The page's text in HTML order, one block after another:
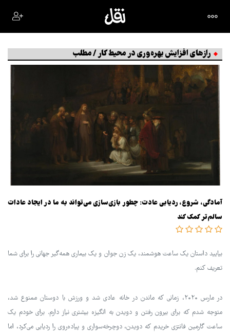
رازهای افزایش بهره‌وری در محیط کار / مطلب
آمادگی، شروع، ردیابی عادت: چطور بازی‌سازی می‌تواند به ما در ایجاد عادات
سالم‌تر کمک کند
بیایید داستان یک ساعت هوشمند، یک زن جوان و یک بیماری همه‌گیر جهانی را برای شما
تعریف کنم.
در مارس ۲۰۲۰، زمانی که ماندن در خانه عادی شد و ورزش با دوستان ممنوع شد،
متوجه شدم که برای بیرون رفتن و دویدن به انگیزه بیشتری نیاز دارم. برای خودم یک
ساعت گارمین فانتزی خریدم که دویدن، دوچرخه‌سواری و پیاده‌روی را ردیابی می‌کرد، اما